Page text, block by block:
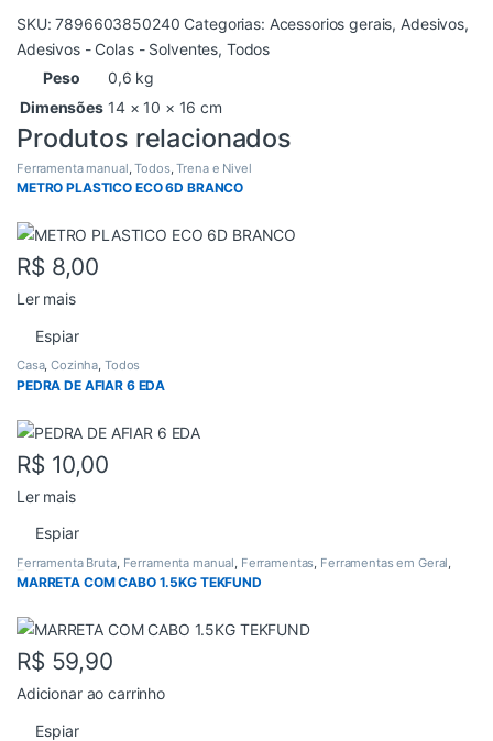
SKU:7896603850240 Categorias: Acessorios gerais, Adesivos,
Adesivos - Colas - Solventes, Todos
Peso
0,6 kg
Dimensões 14 × 10 × 16 cm
Produtos relacionados
Ferramenta manual ,Todos,Trena e Nivel
METRO PLASTICO ECO 6D BRANCO
R$ 8,00
Ler mais
Espiar
Casa,Cozinha, Todos
PEDRA DE AFIAR 6 EDA
R$ 10,00
Ler mais
Espiar
Ferramenta Bruta, Ferramenta manual Ferramentas Ferramentas em Geral
Todos
MARRETA COM CABO 1.5KG TEKFUND
R$ 59,90
Adicionar ao carrinho
Espiar